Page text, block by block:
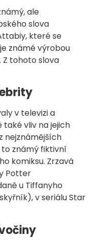
ale
slova
které se
známé výrobou
tohoto slova
v televizi a
vliv na jejich
nejznámějších
známý fiktivní
komiksu. Zrzavá
Potter
u Tiffanyho
v seriálu Star